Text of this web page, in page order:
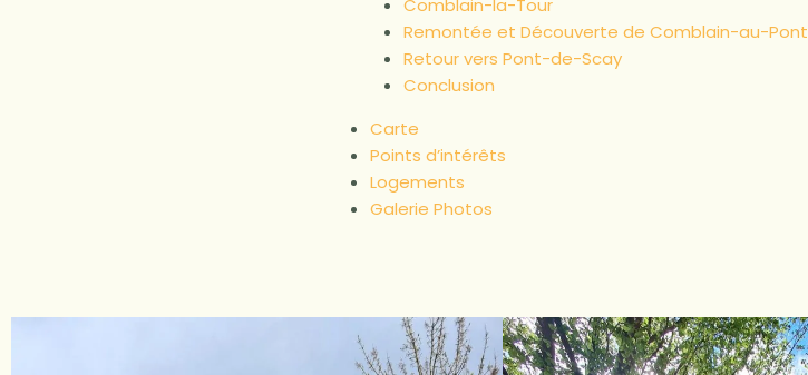
Comblain-la-Tour
Remontée et Découverte de Comblain-au-Pont
Retour vers Pont-de-Scay
Conclusion
Carte
Points d’intérêts
Logements
Galerie Photos